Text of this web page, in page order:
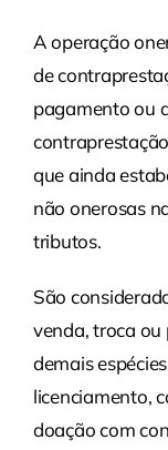
A operação
de
pagamento ou
que ainda
não onerosas
tributos.
São
venda, troca
demais
licenciamento,
doação com